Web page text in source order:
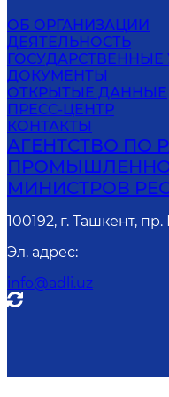
ОБ ОРГАНИЗАЦИИ
ДЕЯТЕЛЬНОСТЬ
ГОСУДАРСТВЕННЫЕ
ДОКУМЕНТЫ
ОТКРЫТЫЕ ДАННЫЕ
ПРЕСС-ЦЕНТР
КОНТАКТЫ
АГЕНТСТВО ПО
МИНИСТРОВ
100192, г. Ташкент,
Эл. адрес:
info@adli.uz